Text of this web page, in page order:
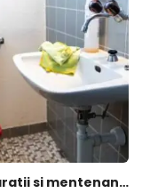
✅ Reparatii si mentenanta Instalatii sanitare - termice